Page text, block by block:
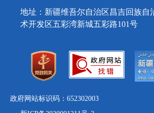
民政部
司法部
人力资源和社会保障部
自然资源部
住房和城乡建设部
福建
广西
木垒哈萨克自治县
昌吉国家高新技术产业开发区
新疆昌吉国家农高区
地址：新疆维吾尔自治区昌吉回族自
术开发区五彩湾新城五彩路101号
政府网站标识码：652302003